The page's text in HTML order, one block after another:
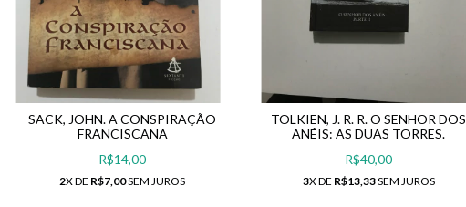
SACK, JOHN. A CONSPIRAÇÃO
FRANCISCANA
R$14,00
2X DE R$7,00SEM JUROS
TOLKIEN, J. R. R. O SENHOR DOS
ANÉIS: AS DUAS TORRES.
R$40,00
3X DE R$13,33SEM JUROS